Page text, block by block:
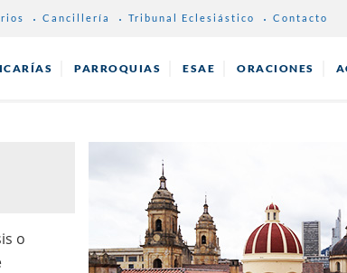
Cancillería Tribunal Eclesiástico Contacto
PARROQUIAS ESAE ORACIONES
o